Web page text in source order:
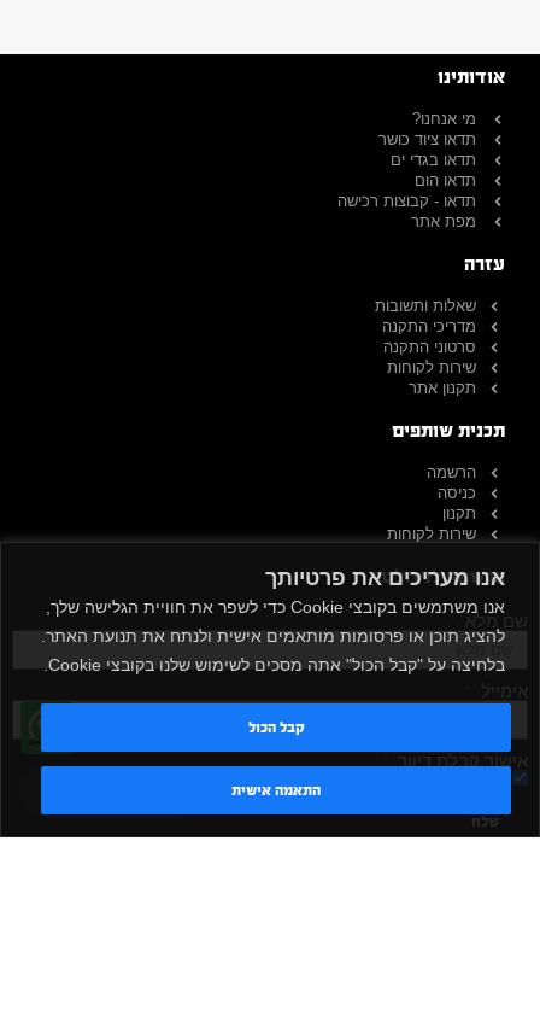
אנו מעריכים את פרטיותך
אנו משתמשים בקובצי Cookie כדי לשפר את חוויית הגלישה שלך,
להציג תוכן או פרסומות מותאמים אישית ולנתח את תנועת האתר.
בלחיצה על "קבל הכול" אתה מסכים לשימוש שלנו בקובצי Cookie.
התאמה אישית
קבל הכול
אודותינו
מי אנחנו?
תדאו ציוד כושר
תדאו בגדי ים
תדאו הום
תדאו - קבוצות רכישה
מפת אתר
עזרה
שאלות ותשובות
מדריכי התקנה
סרטוני התקנה
שירות לקוחות
תקנון אתר
תכנית שותפים
הרשמה
כניסה
תקנון
שירות לקוחות
הרשמה לניוזלטר
שם מלא
אימייל
אישור קבלת דיוור
שלח